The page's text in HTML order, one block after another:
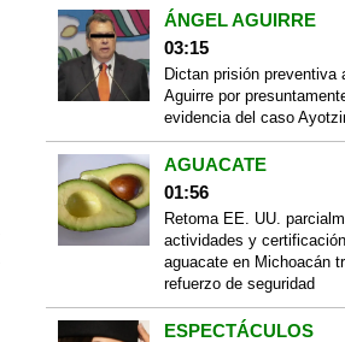
ÁNGEL AGUIRRE
03:15
Dictan prisión preventiva
Aguirre por
evidencia del caso
AGUACATE
01:56
Retoma EE. UU.
actividades y
aguacate en Michoacán
refuerzo de seguridad
ESPECTÁCULOS